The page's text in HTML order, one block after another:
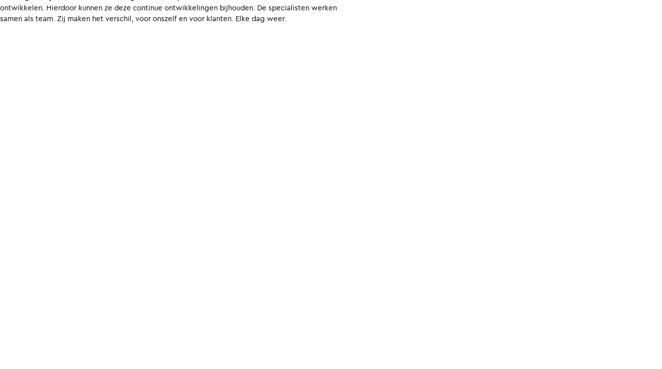
ontwikkelen. Hierdoor kunnen ze deze continue ontwikkelingen bijhouden. De specialisten werken
samen als team. Zij maken het verschil, voor onszelf en voor klanten. Elke dag weer.